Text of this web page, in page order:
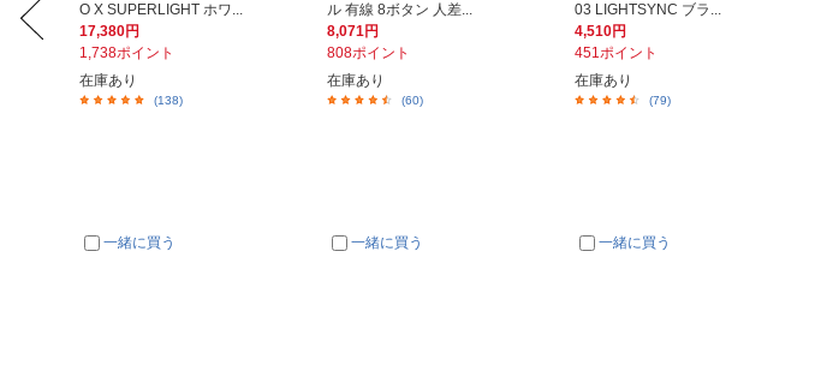
O X SUPERLIGHT ホワ...
17,380円
1,738ポイント
在庫あり
(138)
一緒に買う
ル 有線 8ボタン 人差...
8,071円
808ポイント
在庫あり
(60)
一緒に買う
03 LIGHTSYNC ブラ...
4,510円
451ポイント
在庫あり
(79)
一緒に買う